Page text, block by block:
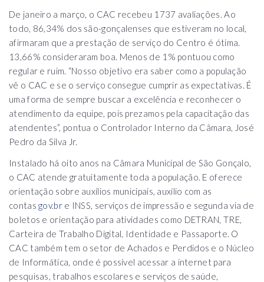
De janeiro a março, o CAC recebeu 1737 avaliações. Ao
todo, 86,34% dos são-gonçalenses que estiveram no local,
afirmaram que a prestação de serviço do Centro é ótima.
13,66% consideraram boa. Menos de 1% pontuou como
regular e ruim. “Nosso objetivo era saber como a população
vê o CAC e se o serviço consegue cumprir as expectativas. É
uma forma de sempre buscar a excelência e reconhecer o
atendimento da equipe, pois prezamos pela capacitação das
atendentes”, pontua o Controlador Interno da Câmara, José
Pedro da Silva Jr.
Instalado há oito anos na Câmara Municipal de São Gonçalo,
o CAC atende gratuitamente toda a população. E oferece
orientação sobre auxílios municipais, auxílio com as
contasgov.bre INSS, serviços de impressão e segunda via de
boletos e orientação para atividades como DETRAN, TRE,
Carteira de Trabalho Digital, Identidade e Passaporte. O
CAC também tem o setor de Achados e Perdidos e o Núcleo
de Informática, onde é possível acessar a internet para
pesquisas, trabalhos escolares e serviços de saúde,